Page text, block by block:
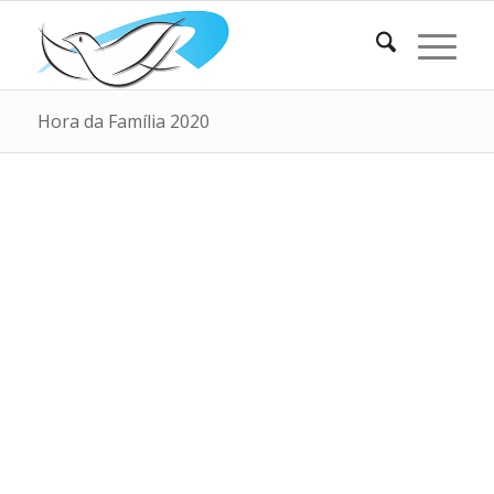
Hora da Família 2020